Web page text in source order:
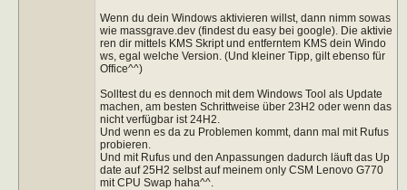
Wenn du dein Windows aktivieren willst, dann nimm sowas
wie massgrave.dev (findest du easy bei google). Die aktivie
ren dir mittels KMS Skript und entferntem KMS dein Windo
ws, egal welche Version. (Und kleiner Tipp, gilt ebenso für
Office^^)
Solltest du es dennoch mit dem Windows Tool als Update
machen, am besten Schrittweise über 23H2 oder wenn das
nicht verfügbar ist 24H2.
Und wenn es da zu Problemen kommt, dann mal mit Rufus
probieren.
Und mit Rufus und den Anpassungen dadurch läuft das Up
date auf 25H2 selbst auf meinem only CSM Lenovo G770
mit CPU Swap haha^^.